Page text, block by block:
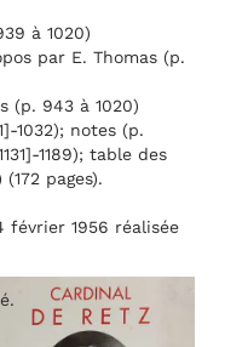
à 1020)
par E. Thomas (p.
(p. 943 à 1020)
1032); notes (p.
1189); table des
(172 pages).
février 1956 réalisée